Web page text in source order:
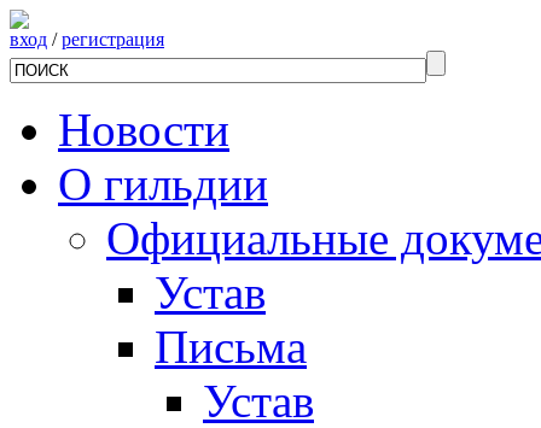
вход /регистрация
Новости
О гильдии
Официальные
Устав
Письма
Устав